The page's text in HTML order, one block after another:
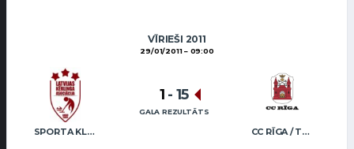
VĪRIEŠI 2011
29/01/2011 09:00
SPORTA KLUBS “OB” / REGŽA CC RĪGA / TRUKŠĀNS
1 - 15
GALA REZULTĀTS